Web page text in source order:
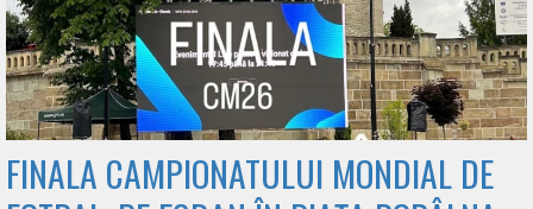
FINALA CAMPIONATULUI MONDIAL DE